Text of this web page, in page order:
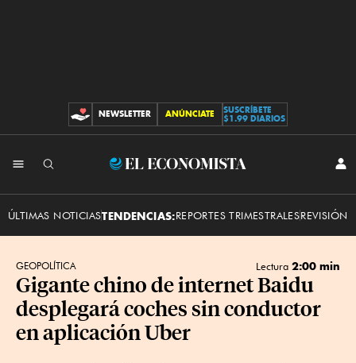
CONTRIBUCIONES
NEWSLETTER ANÚNCIATE
SUSCRÍBETE
$1.99 DIARIOS
El
ÚLTIMAS NOTICIASTENDENCIAS:REPORTES TRIMESTRALESREVISIÓN
GEOPOLÍTICA Lectura 2:00 min
Gigante chino de internet Baidu
desplegará coches sin conductor
en aplicación Uber